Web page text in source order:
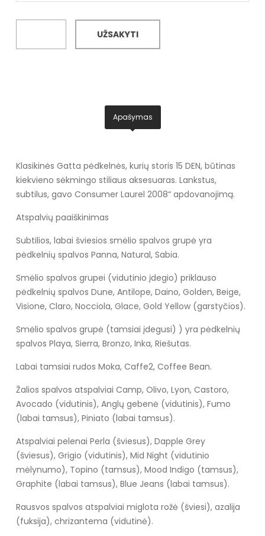
UŽSAKYTI
Apašymas
Klasikinės Gatta pėdkelnės, kurių storis 15 DEN, būtinas
kiekvieno sėkmingo stiliaus aksesuaras. Lankstus,
subtilus, gavo Consumer Laurel 2008“ apdovanojimą.
Atspalvių paaiškinimas
Subtilios, labai šviesios smėlio spalvos grupė yra
pėdkelnių spalvos Panna, Natural, Sabia.
Smėlio spalvos grupei (vidutinio įdegio) priklauso
pėdkelnių spalvos Dune, Antilope, Daino, Golden, Beige,
Visione, Claro, Nocciola, Glace, Gold Yellow (garstyčios).
Smėlio spalvos grupė (tamsiai įdegusi) ) yra pėdkelnių
spalvos Playa, Sierra, Bronzo, Inka, Riešutas.
Labai tamsiai rudos Moka, Caffe2, Coffee Bean.
Žalios spalvos atspalviai Camp, Olivo, Lyon, Castoro,
Avocado (vidutinis), Anglų gebenė (vidutinis), Fumo
(labai tamsus), Piniato (labai tamsus).
Atspalviai pelenai Perla (šviesus), Dapple Grey
(šviesus), Grigio (vidutinis), Mid Night (vidutinio
mėlynumo), Topino (tamsus), Mood Indigo (tamsus),
Graphite (labai tamsus), Blue Jeans (labai tamsus).
Rausvos spalvos atspalviai miglota rožė (šviesi), azalija
(fuksija), chrizantema (vidutinė).